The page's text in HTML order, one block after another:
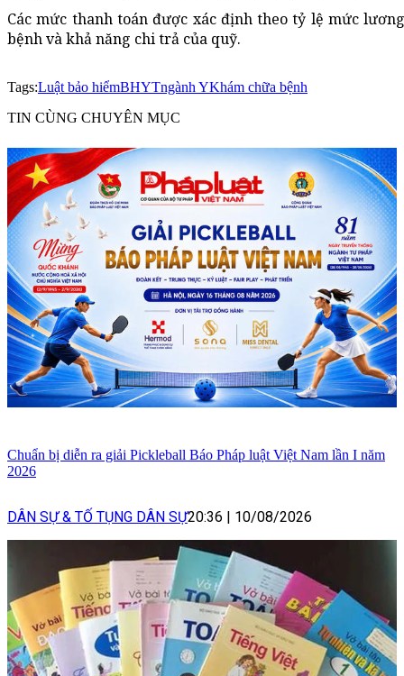
Các mức thanh toán được xác định theo tỷ lệ mức
bệnh và khả năng chi trả của quỹ.
Tags:Luật bảo hiểmBHYTngành YKhám chữa bệnh
TIN CÙNG CHUYÊN MỤC
Chuẩn bị diễn ra giải Pickleball Báo Pháp luật Việt Nam lần I năm
2026
DÂN SỰ & TỐ TỤNG DÂN SỰ20:36 10/08/2026